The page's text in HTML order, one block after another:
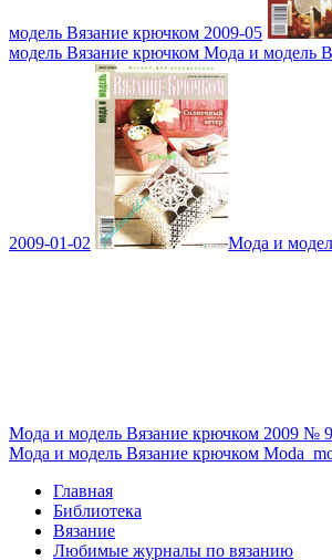
модель Вязание крючком 2009-05
модель Вязание крючком Мода и модель
2009-01-02 Мода и
Мода и модель Вязание крючком 2009 № 9
Мода и модель Вязание крючком
Главная
Библиотека
Вязание
Любимые журналы по вязанию